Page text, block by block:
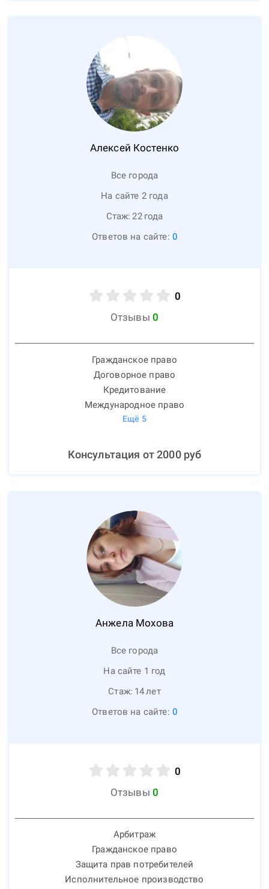
Алексей Костенко
Все города
На сайте 2 года
Стаж: 22 года
Ответов на сайте: 0
0
Отзывы 0
Гражданское право
Договорное право
Кредитование
Международное право
Ещё 5
Консультация от2000руб
Анжела Мохова
Все города
На сайте 1 год
Стаж: 14лет
Ответов на сайте: 0
0
Отзывы 0
Арбитраж
Гражданское право
Защита прав потребителей
Исполнительное производство